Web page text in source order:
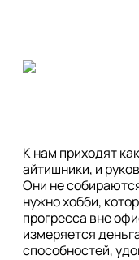
К нам приходят
айтишники, и
Они не
нужно хобби,
прогресса вне
измеряется
способностей,